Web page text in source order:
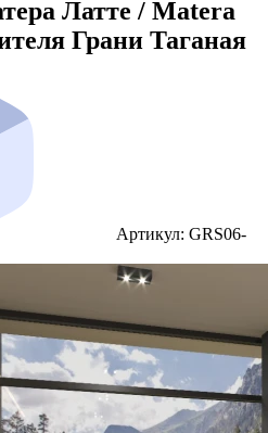
Латте / Matera
Грани Таганая
Артикул: GRS06-